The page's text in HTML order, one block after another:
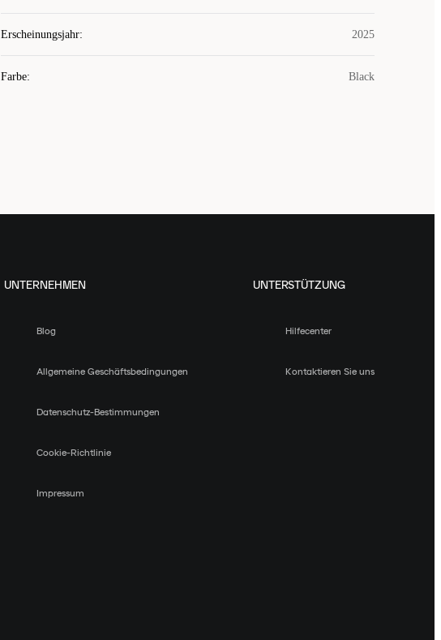
Erscheinungsjahr: 2025
Farbe: Black
UNTERNEHMEN
Blog
Allgemeine Geschäftsbedingungen
Datenschutz-Bestimmungen
Cookie-Richtlinie
Impressum
UNTERSTÜTZUNG
Hilfecenter
Kontaktieren Sie uns